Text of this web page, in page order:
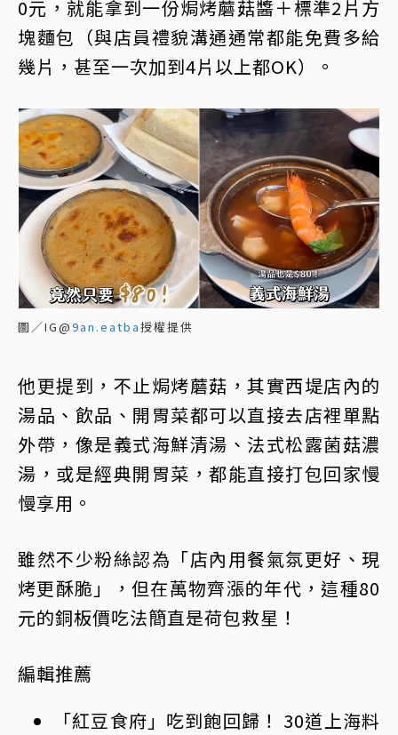
0元，就能拿到一份焗烤蘑菇醬＋標準2片方
塊麵包（與店員禮貌溝通通常都能免費多給
幾片，甚至一次加到4片以上都OK）。
圖／IG@9an.eatba授權提供
他更提到，不止焗烤蘑菇，其實西堤店內的
湯品、飲品、開胃菜都可以直接去店裡單點
外帶，像是義式海鮮清湯、法式松露菌菇濃
湯，或是經典開胃菜，都能直接打包回家慢
慢享用。
雖然不少粉絲認為「店內用餐氣氛更好、現
烤更酥脆」，但在萬物齊漲的年代，這種80
元的銅板價吃法簡直是荷包救星！
編輯推薦
「紅豆食府」吃到飽回歸！ 30道上海料